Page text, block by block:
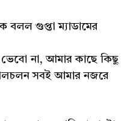
বলল গুপ্তা ম্যাডামের
ভেবো না, আমার কাছে কিছু
সবই আমার নজরে